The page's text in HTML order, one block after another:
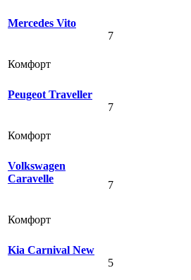
Mercedes Vito
Комфорт
7
Peugeot Traveller
Комфорт
7
Volkswagen
Caravelle
Комфорт
7
Kia Carnival New
5